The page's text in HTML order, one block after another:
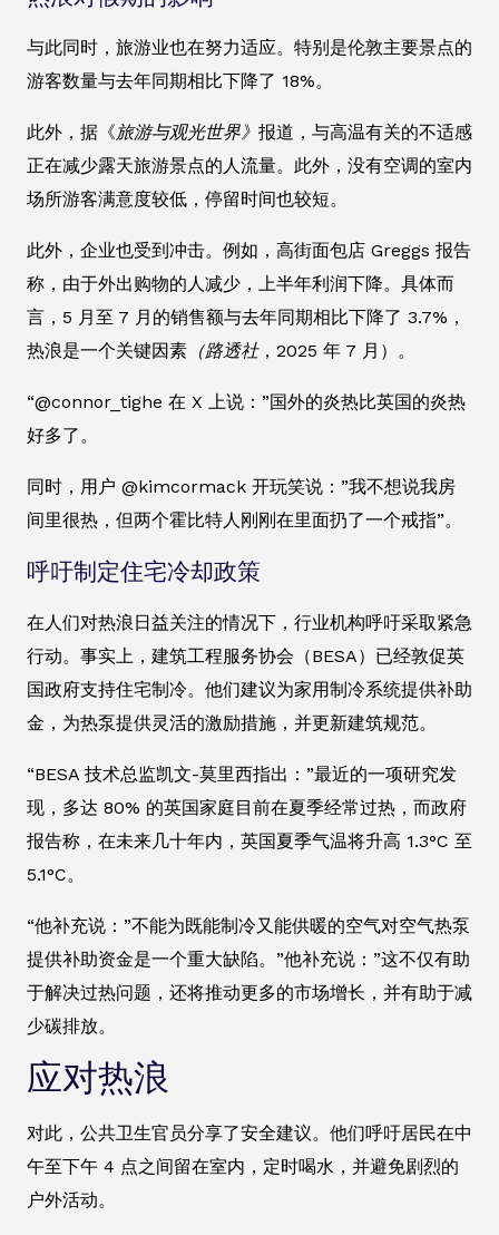
与此同时，旅游业也在努力适应。特别是伦敦主要景点的
游客数量与去年同期相比下降了 18%。
此外，据《旅游与观光世界》 报道，与高温有关的不适感
正在减少露天旅游景点的人流量。此外，没有空调的室内
场所游客满意度较低，停留时间也较短。
此外，企业也受到冲击。例如，高街面包店 Greggs 报告
称，由于外出购物的人减少，上半年利润下降。具体而
言，5 月至 7 月的销售额与去年同期相比下降了 3.7%，
热浪是一个关键因素 （路透社，2025 年 7 月）。
“@connor_tighe 在 X 上说：”国外的炎热比英国的炎热
好多了。
同时，用户 @kimcormack 开玩笑说：”我不想说我房
间里很热，但两个霍比特人刚刚在里面扔了一个戒指”。
呼吁制定住宅冷却政策
在人们对热浪日益关注的情况下，行业机构呼吁采取紧急
行动。事实上，建筑工程服务协会（BESA）已经敦促英
国政府支持住宅制冷。他们建议为家用制冷系统提供补助
金，为热泵提供灵活的激励措施，并更新建筑规范。
“BESA 技术总监凯文-莫里西指出：”最近的一项研究发
现，多达 80% 的英国家庭目前在夏季经常过热，而政府
报告称，在未来几十年内，英国夏季气温将升高 1.3°C 至
5.1°C。
“他补充说：”不能为既能制冷又能供暖的空气对空气热泵
提供补助资金是一个重大缺陷。”他补充说：”这不仅有助
于解决过热问题，还将推动更多的市场增长，并有助于减
少碳排放。
应对热浪
对此，公共卫生官员分享了安全建议。他们呼吁居民在中
午至下午 4 点之间留在室内，定时喝水，并避免剧烈的
户外活动。